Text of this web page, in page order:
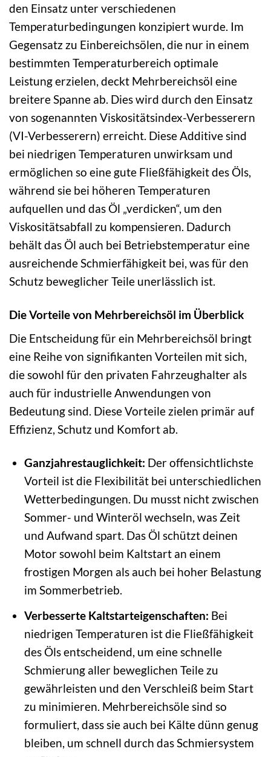
den Einsatz unter verschiedenen
Temperaturbedingungen konzipiert wurde. Im
Gegensatz zu Einbereichsölen, die nur in einem
bestimmten Temperaturbereich optimale
Leistung erzielen, deckt Mehrbereichsöl eine
breitere Spanne ab. Dies wird durch den Einsatz
von sogenannten Viskositätsindex-Verbesserern
(VI-Verbesserern) erreicht. Diese Additive sind
bei niedrigen Temperaturen unwirksam und
ermöglichen so eine gute Fließfähigkeit des Öls,
während sie bei höheren Temperaturen
aufquellen und das Öl „verdicken“, um den
Viskositätsabfall zu kompensieren. Dadurch
behält das Öl auch bei Betriebstemperatur eine
ausreichende Schmierfähigkeit bei, was für den
Schutz beweglicher Teile unerlässlich ist.
Die Vorteile von Mehrbereichsöl im Überblick
Die Entscheidung für ein Mehrbereichsöl bringt
eine Reihe von signifikanten Vorteilen mit sich,
die sowohl für den privaten Fahrzeughalter als
auch für industrielle Anwendungen von
Bedeutung sind. Diese Vorteile zielen primär auf
Effizienz, Schutz und Komfort ab.
Ganzjahrestauglichkeit: Der offensichtlichste
Vorteil ist die Flexibilität bei unterschiedlichen
Wetterbedingungen. Du musst nicht zwischen
Sommer- und Winteröl wechseln, was Zeit
und Aufwand spart. Das Öl schützt deinen
Motor sowohl beim Kaltstart an einem
frostigen Morgen als auch bei hoher Belastung
im Sommerbetrieb.
Verbesserte Kaltstarteigenschaften: Bei
niedrigen Temperaturen ist die Fließfähigkeit
des Öls entscheidend, um eine schnelle
Schmierung aller beweglichen Teile zu
gewährleisten und den Verschleiß beim Start
zu minimieren. Mehrbereichsöle sind so
formuliert, dass sie auch bei Kälte dünn genug
bleiben, um schnell durch das Schmiersystem